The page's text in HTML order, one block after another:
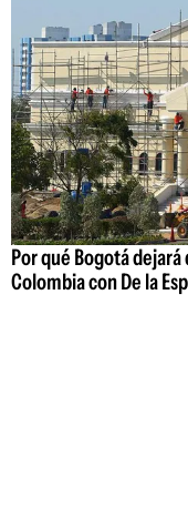
Por qué Bogotá
Colombia con De la